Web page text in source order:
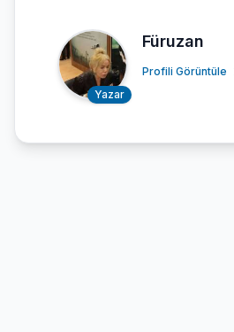
Yazar
Füruzan
Profili Görüntüle